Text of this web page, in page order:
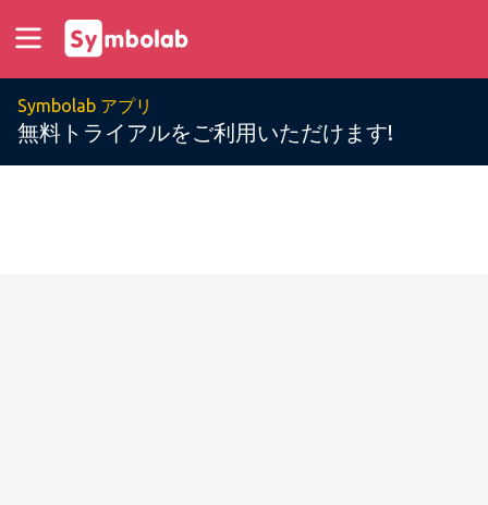
Symbolab アプリ
無料トライアルをご利用いただけます!